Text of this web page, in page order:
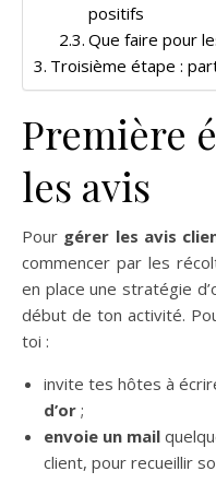
positifs
Que faire pour
Troisième étape :
Première
les avis
Pour gérer les avis
commencer par les
en place une stratégie
début de ton activité.
toi :
invite tes hôtes à
d’or ;
envoie un mail
client, pour recueillir